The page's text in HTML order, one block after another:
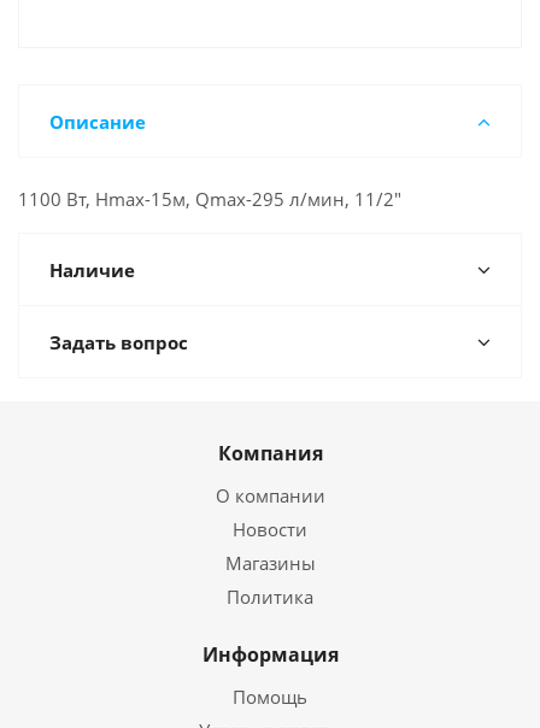
Описание
1100 Вт, Hmax-15м, Qmax-295 л/мин, 11/2"
Наличие
Задать вопрос
Компания
О компании
Новости
Магазины
Политика
Информация
Помощь